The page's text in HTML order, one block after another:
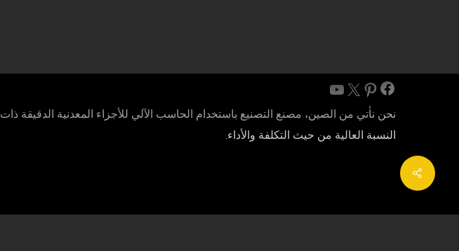
فيسبوك
بينترست
X يوتيوب
نحن نأتي من الصين، مصنع التصنيع باستخدام الحاسب الآلي للأجزاء المعدنية الدقيقة ذات
النسبة العالية من حيث التكلفة والأداء.